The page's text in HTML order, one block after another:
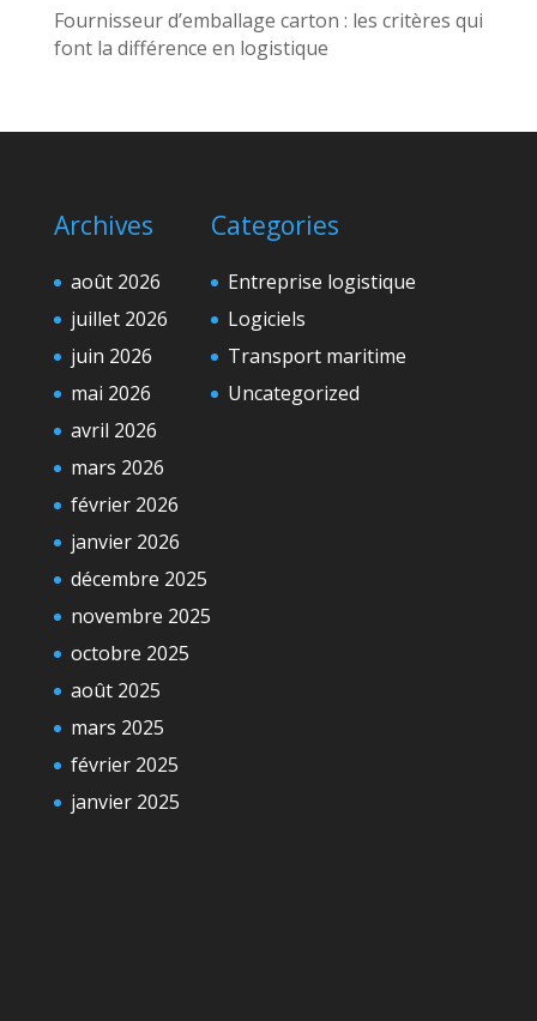
Fournisseur d’emballage carton : les critères qui
font la différence en logistique
Archives
août 2026
juillet 2026
juin 2026
mai 2026
avril 2026
mars 2026
février 2026
janvier 2026
décembre 2025
novembre 2025
octobre 2025
août 2025
mars 2025
février 2025
janvier 2025
Categories
Entreprise logistique
Logiciels
Transport maritime
Uncategorized